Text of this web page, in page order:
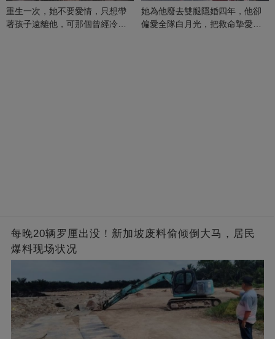
重生一次，她不要愛情，只想帶
著孩子遠離他，可那個曾經冷漠
她為他廢去雙腿隱婚四年，他卻
偏愛全隊白月光，把救命摯愛當
每晚20辆罗厘出没！新加坡废料偷倾倒大马，居民
爆料现场状况